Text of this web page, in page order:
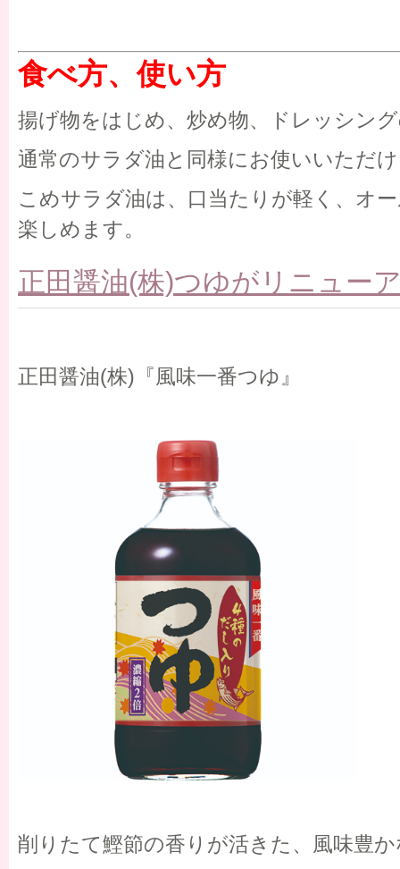
食べ方、使い方
揚げ物をはじめ、炒め物、ドレッシン
通常のサラダ油と同様にお使いいただ
こめサラダ油は、口当たりが軽く、オ
楽しめます。
正田醤油(株)つゆがリニュー
正田醤油(株)『風味一番つゆ』
削りたて鰹節の香りが活きた、風味豊